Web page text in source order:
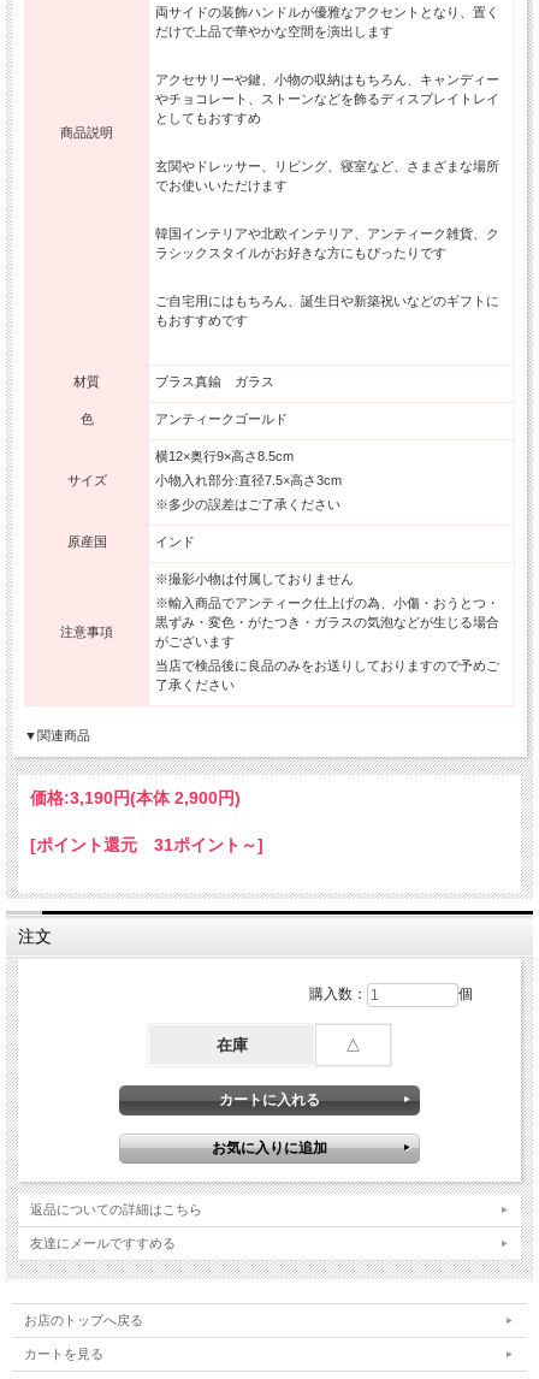
商品説明
両サイドの装飾ハンドルが優雅なアクセントとなり、置く
だけで上品で華やかな空間を演出します
アクセサリーや鍵、小物の収納はもちろん、キャンディー
やチョコレート、ストーンなどを飾るディスプレイトレイ
としてもおすすめ
玄関やドレッサー、リビング、寝室など、さまざまな場所
でお使いいただけます
韓国インテリアや北欧インテリア、アンティーク雑貨、ク
ラシックスタイルがお好きな方にもぴったりです
ご自宅用にはもちろん、誕生日や新築祝いなどのギフトに
もおすすめです
材質 ブラス真鍮 ガラス
色 アンティークゴールド
サイズ
横12×奥行9×高さ8.5cm
小物入れ部分:直径7.5×高さ3cm
※多少の誤差はご了承ください
原産国 インド
注意事項
※撮影小物は付属しておりません
※輸入商品でアンティーク仕上げの為、小傷・おうとつ・
黒ずみ・変色・がたつき・ガラスの気泡などが生じる場合
がございます
当店で検品後に良品のみをお送りしておりますので予めご
了承ください
▼関連商品
価格:3,190円(本体 2,900円)
[ポイント還元 31ポイント～]
注文
購入数： 個
在庫 △
返品についての詳細はこちら
友達にメールですすめる
お店のトップへ戻る
カートを見る